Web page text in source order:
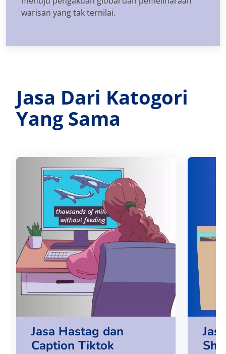
warisan yang tak ternilai.
Jasa Dari Katogori
Yang Sama
Jasa Hastag dan
Caption Tiktok